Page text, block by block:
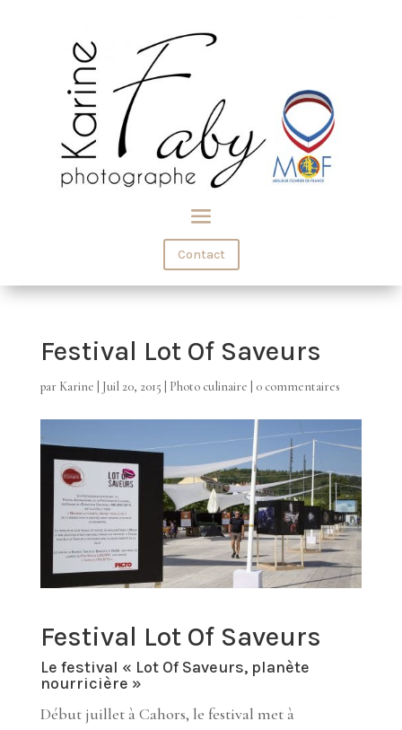
Contact
Festival Lot Of Saveurs
par Karine Juil 20, 2015 Photo culinaire 0 commentaires
Festival Lot Of Saveurs
Le festival « Lot Of Saveurs, planète
nourricière »
Début juillet à Cahors, le festival met à